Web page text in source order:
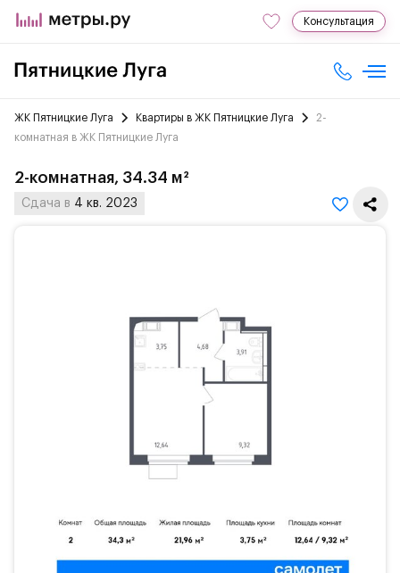
Консультация
ЖК Пятницкие Луга Квартиры в ЖК Пятницкие Луга
2-
комнатная в ЖК Пятницкие Луга
2-комнатная, 34.34 м²
Сдача в 4 кв. 2023